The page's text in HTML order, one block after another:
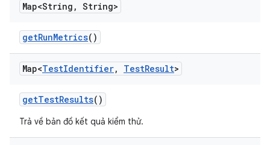
Map<String , String>
getRunMetrics()
Map<TestIdentifier, TestResult>
getTestResults()
Trả về bản đồ kết quả kiểm thử.